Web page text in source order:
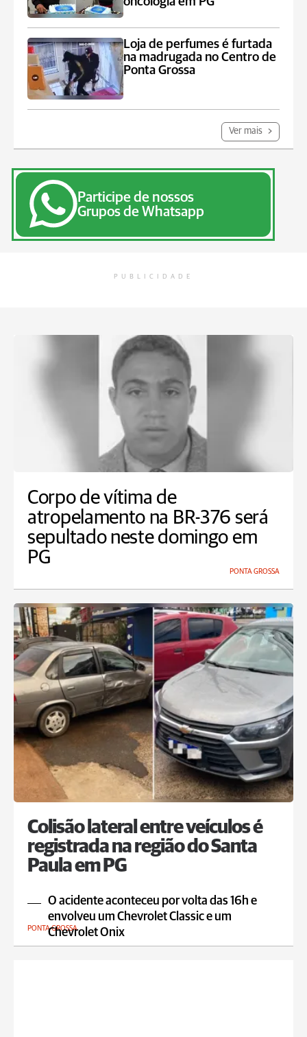
Loja de perfumes é furtada
na madrugada no Centro de
Ponta Grossa
Ver mais
Participe de nossos
Grupos de Whatsapp
PUBLICIDADE
Corpo de vítima de
atropelamento na BR-376 será
sepultado neste domingo em
PG
PONTA GROSSA
Colisão lateral entre veículos é
registrada na região do Santa
Paula em PG
O acidente aconteceu por volta das 16h e
envolveu um Chevrolet Classic e um
Chevrolet Onix
PONTA GROSSA